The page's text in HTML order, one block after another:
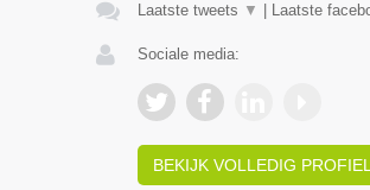
Laatste tweets ▼ Laatste
Sociale media:
BEKIJK VOLLEDIG PROFIEL